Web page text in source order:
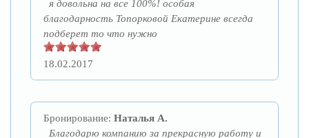
я довольна на все 100%! особая
благодарность Топорковой Екатерине всегда
подберет то что нужно
18.02.2017
Бронирование: Наталья А.
Благодарю компанию за прекрасную работу и